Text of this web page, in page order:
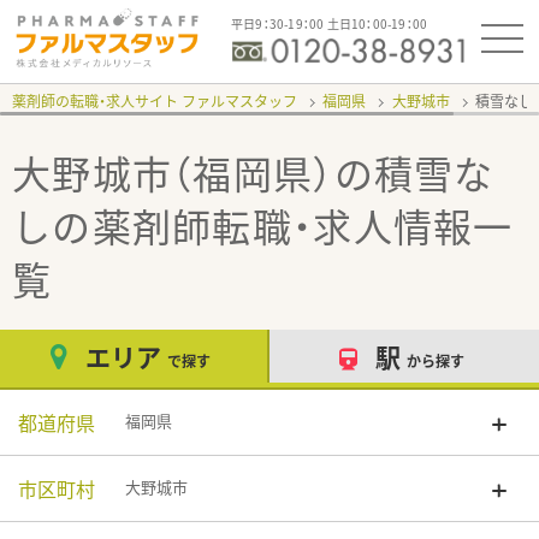
平日9：30-19：00 土日10：00-19：00
薬剤師の転職・求人サイト ファルマスタッフ 福岡県 大野城市 積雪なし
大野城市（福岡県）の積雪な
しの薬剤師転職・求人情報一
覧
エリア で探す 駅 から探す
都道府県 福岡県
市区町村 大野城市